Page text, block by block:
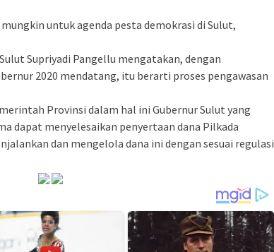
untuk agenda pesta demokrasi di Sulut,
Supriyadi Pangellu mengatakan, dengan
2020 mendatang, itu berarti proses pengawasan
Provinsi dalam hal ini Gubernur Sulut yang
dapat menyelesaikan penyertaan dana Pilkada
dan mengelola dana ini dengan sesuai regulasi